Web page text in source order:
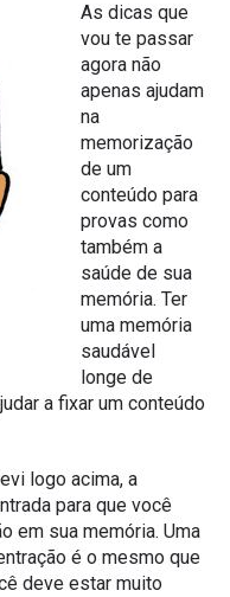
As dicas que
vou te passar
agora não
apenas ajudam
na
memorização
de um
conteúdo para
provas como
também a
saúde de sua
memória. Ter
uma memória
saudável
longe de
a fixar um conteúdo
logo acima, a
para que você
em sua memória. Uma
é o mesmo que
deve estar muito